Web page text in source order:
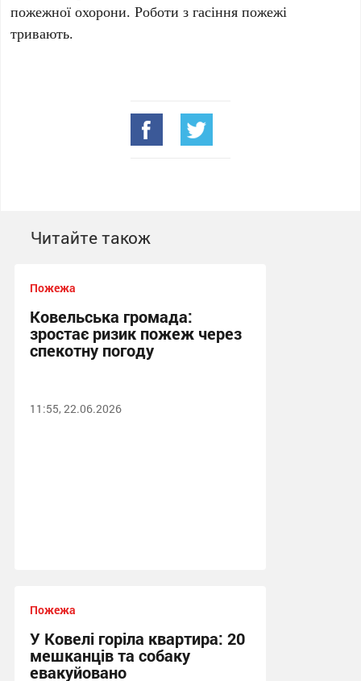
пожежної охорони. Роботи з гасіння пожежі
тривають.
Читайте також
Пожежа
Ковельська громада:
зростає ризик пожеж через
спекотну погоду
11:55, 22.06.2026
Пожежа
У Ковелі горіла квартира: 20
мешканців та собаку
евакуйовано